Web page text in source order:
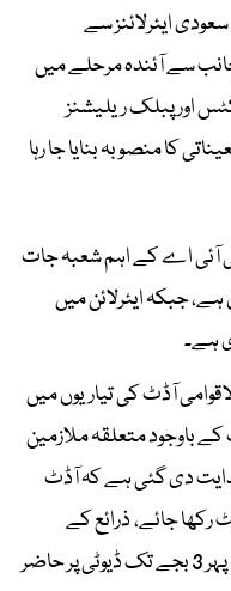
ایئرلائنز سے
سے آئندہ مرحلے میں
اور پبلک ریلیشنز
کا منصوبہ بنایا جا رہا
آئی اے کے اہم شعبہ جات
جبکہ ایئرلائن میں
ہے۔
آڈٹ کی تیاریوں میں
باوجود متعلقہ ملازمین
دی گئی ہے کہ آڈٹ
رکھا جائے، ذرائع کے
مطابق ملازمین کو صبح 10 بجے سے سہ پہر 3 بجے تک ڈیوٹی پر حاضر